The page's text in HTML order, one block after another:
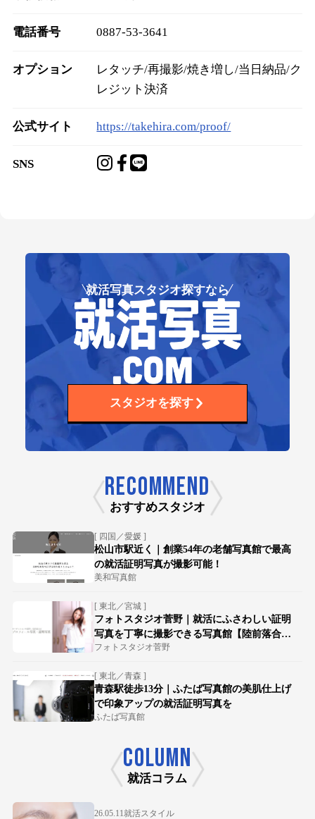
電話番号 0887-53-3641
オプション
レタッチ/再撮影/焼き増し/当日納品/ク
レジット決済
公式サイト https://takehira.com/proof/
SNS
就活写真スタジオ探すなら
スタジオを探す
RECOMMEND
おすすめスタジオ
[ 四国／愛媛 ]
松山市駅近く｜創業54年の老舗写真館で最高
の就活証明写真が撮影可能！
美和写真館
[ 東北／宮城 ]
フォトスタジオ菅野｜就活にふさわしい証明
写真を丁寧に撮影できる写真館【陸前落合駅
徒歩15分】
フォトスタジオ菅野
[ 東北／青森 ]
青森駅徒歩13分｜ふたば写真館の美肌仕上げ
で印象アップの就活証明写真を
ふたば写真館
COLUMN
就活コラム
26.05.11就活スタイル